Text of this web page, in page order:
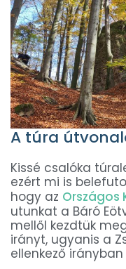
A túra
Kissé csalóka
ezért mi is
hogy az Országos
utunkat a Báró
mellől kezdtük
irányt, ugyanis a
ellenkező